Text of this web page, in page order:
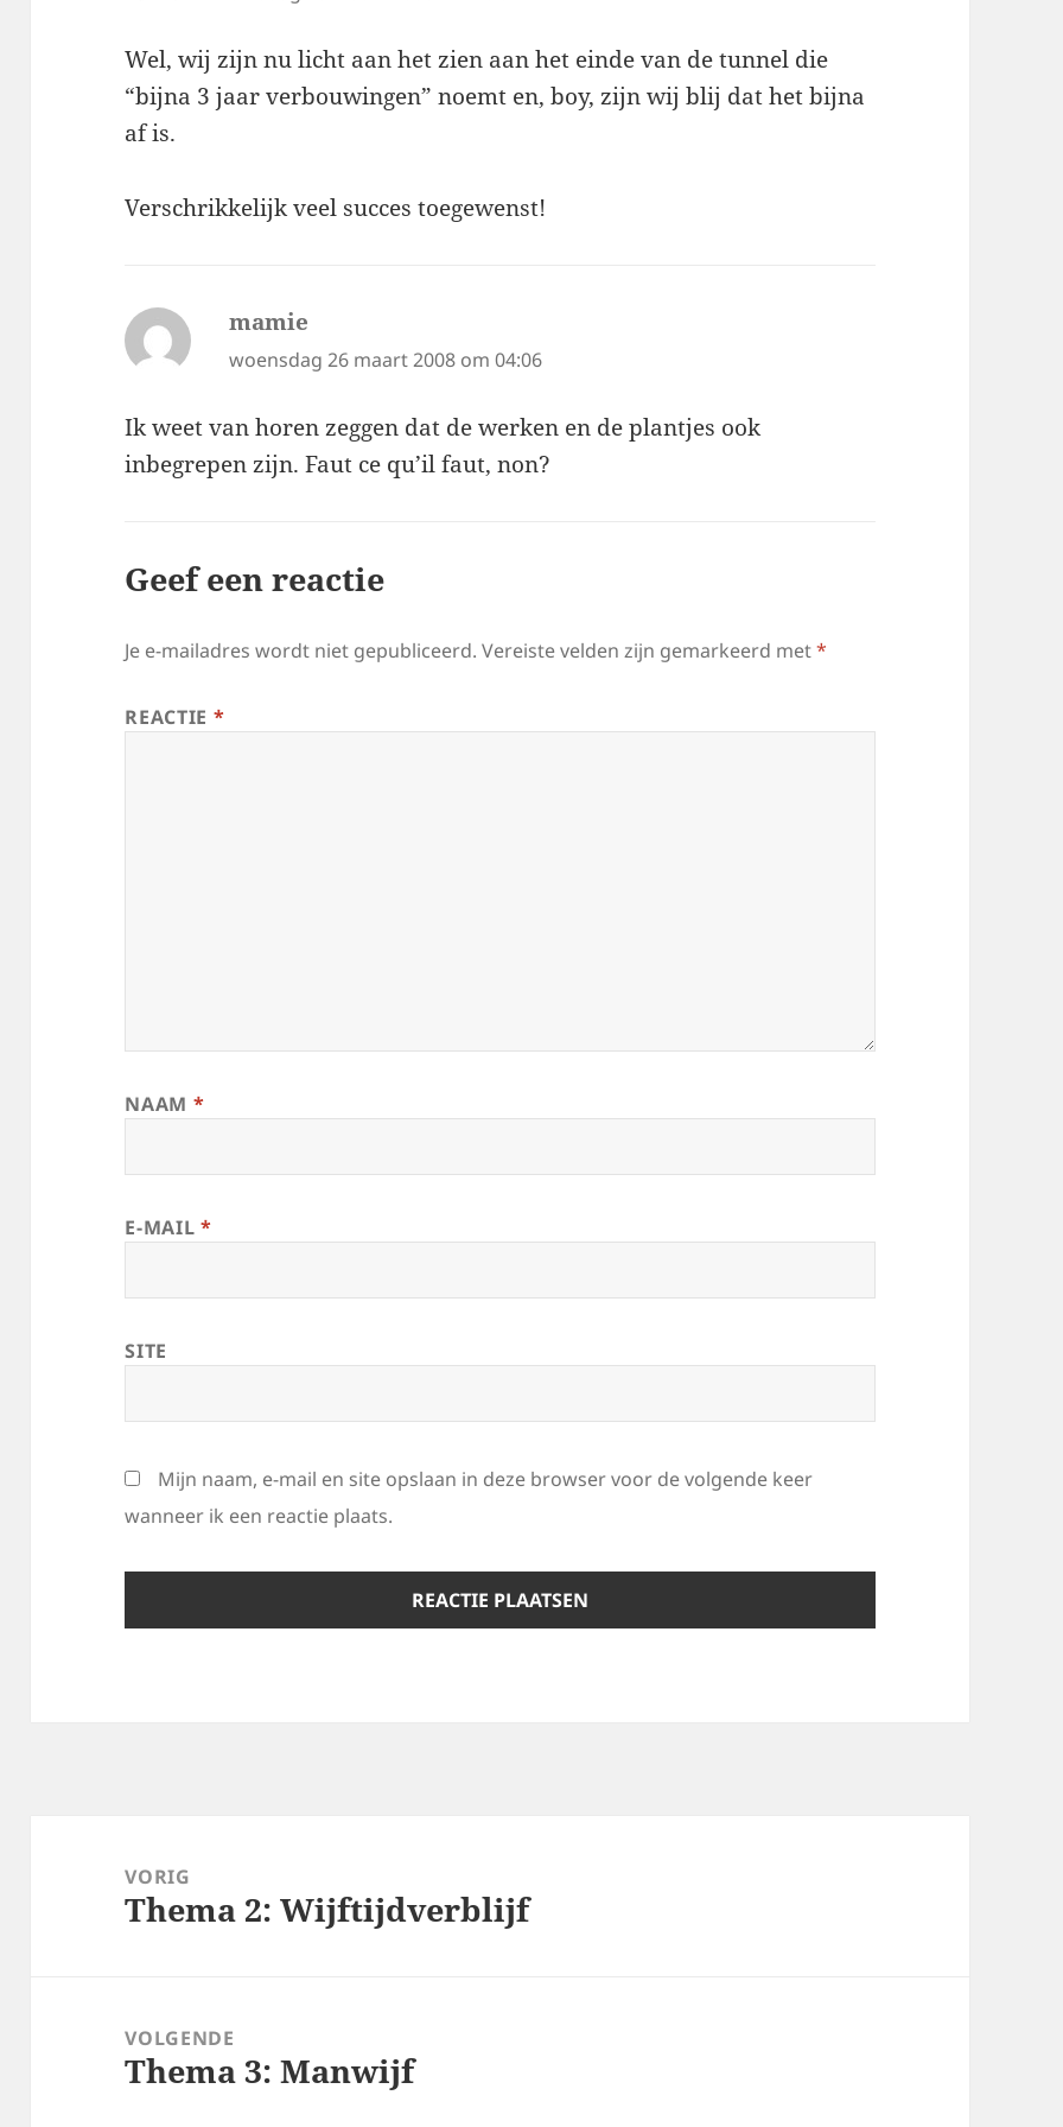
Wel, wij zijn nu licht aan het zien aan het einde van de tunnel die
“bijna 3 jaar verbouwingen” noemt en, boy, zijn wij blij dat het bijna
af is.
Verschrikkelijk veel succes toegewenst!
mamie
woensdag 26 maart 2008 om 04:06
Ik weet van horen zeggen dat de werken en de plantjes ook
inbegrepen zijn. Faut ce qu’il faut, non?
Geef een reactie
Je e-mailadres wordt niet gepubliceerd. Vereiste velden zijn gemarkeerd met*
REACTIE *
NAAM *
E-MAIL *
SITE
Mijn naam, e-mail en site opslaan in deze browser voor de volgende keer
wanneer ik een reactie plaats.
navigatieVORIG
Vorig
Thema 2: Wijftijdverblijf
VOLGENDE
Volgend
Thema 3: Manwijf